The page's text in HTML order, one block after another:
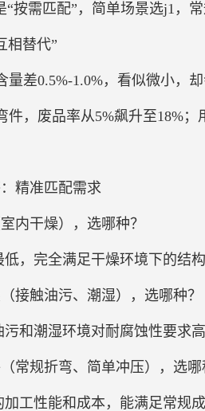
“按需匹配”，简单场景选j1，
相替代”
量差0.5%-1.0%，看似微小，
件，废品率从5%飙升至18%
精准匹配需求
内干燥），选哪种？
低，完全满足干燥环境下的结
接触油污、潮湿），选哪种？
污和潮湿环境对耐腐蚀性要求
常规折弯、简单冲压），选哪
加工性能和成本，能满足常规